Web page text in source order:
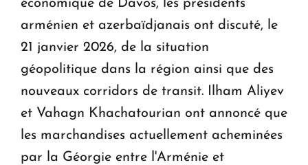
économique de Davos, les présidents
arménien et azerbaïdjanais ont discuté, le
21 janvier 2026, de la situation
géopolitique dans la région ainsi que des
nouveaux corridors de transit. Ilham Aliyev
et Vahagn Khachatourian ont annoncé que
les marchandises actuellement acheminées
par la Géorgie entre l'Arménie et